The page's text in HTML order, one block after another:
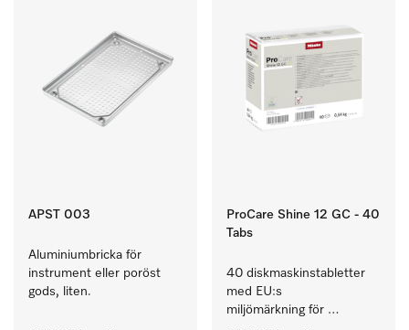
APST 003
Aluminiumbricka för
instrument eller poröst
gods, liten.
ProCare Shine 12 GC - 40
Tabs
40 diskmaskinstabletter
med EU:s
miljömärkning för